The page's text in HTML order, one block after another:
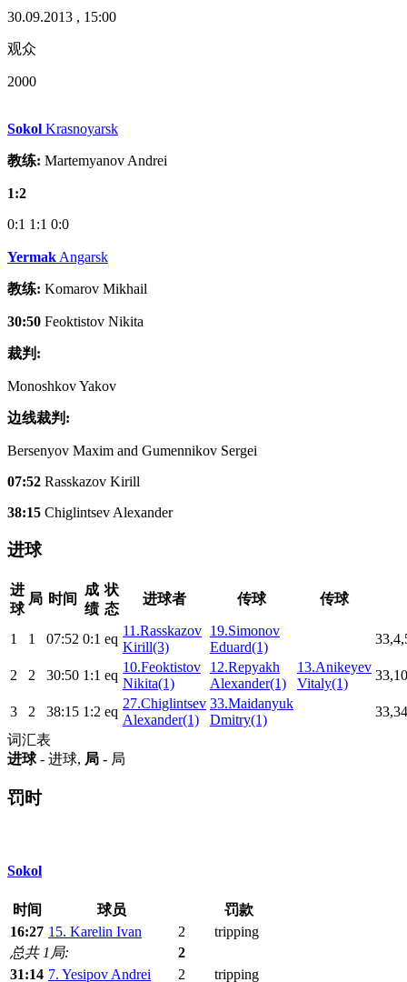
30.09.2013 , 15:00
观众
2000
Sokol Krasnoyarsk
教练: Martemyanov Andrei
1:2
0:1 1:1 0:0
Yermak Angarsk
教练: Komarov Mikhail
30:50 Feoktistov Nikita
裁判:
Monoshkov Yakov
边线裁判:
Bersenyov Maxim and Gumennikov Sergei
07:52 Rasskazov Kirill
38:15 Chiglintsev Alexander
进球
进
球
局 时间
成
绩
状
态
进球者 传球 传球
1 1 07:52 0:1 eq
11.Rasskazov
Kirill(3)
19.Simonov
Eduard(1)
2 2 30:50 1:1 eq
10.Feoktistov
Nikita(1)
12.Repyakh
Alexander(1)
13.Anikeyev
Vitaly(1)
3 2 38:15 1:2 eq
27.Chiglintsev
Alexander(1)
33.Maidanyuk
Dmitry(1)
词汇表
进球- 进球, 局 - 局
罚时
Sokol
时间 球员
罚款
16:27 15. Karelin Ivan 2
tripping
总共 1局:
2
31:14 7. Yesipov Andrei 2 tripping